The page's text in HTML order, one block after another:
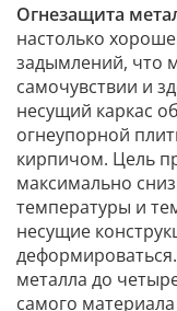
Огнезащита
настолько
задымлений, что
самочувствии и
несущий каркас
огнеупорной
кирпичом. Цель
максимально
температуры и
несущие
металла до
самого